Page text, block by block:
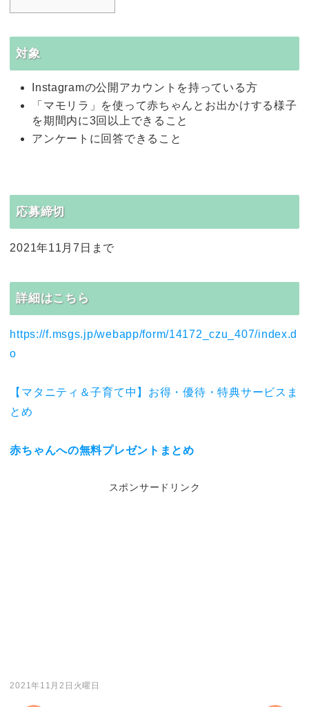
対象
Instagramの公開アカウントを持っている方
「マモリラ」を使って赤ちゃんとお出かけする様子
を期間内に3回以上できること
アンケートに回答できること
応募締切
2021年11月7日まで
詳細はこちら
https://f.msgs.jp/webapp/form/14172_czu_407/index.d
o
【マタニティ＆子育て中】お得・優待・特典サービスま
とめ
赤ちゃんへの無料プレゼントまとめ
スポンサードリンク
2021年11月2日火曜日